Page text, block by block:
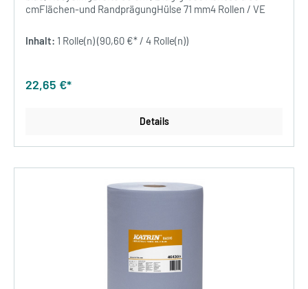
cmFlächen-und RandprägungHülse 71 mm4 Rollen / VE
Inhalt: 1 Rolle(n)(90,60 €* / 4 Rolle(n))
22,65 €*
Details